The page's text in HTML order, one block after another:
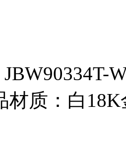
材质： 白18K